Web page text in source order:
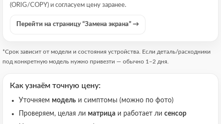
(ORIG/COPY) и согласуем цену заранее.
Перейти на страницу “Замена экрана” →
*Срок зависит от модели и состояния устройства. Если деталь/расходники
под конкретную модель нужно привезти — обычно 1–2 дня.
Как узнаём точную цену:
Уточняем модель и симптомы (можно по фото)
Проверяем, целая ли матрица и работает ли сенсор